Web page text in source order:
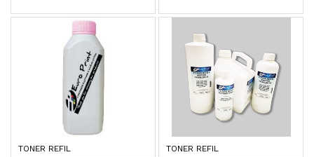
TONER REFIL TONER REFIL